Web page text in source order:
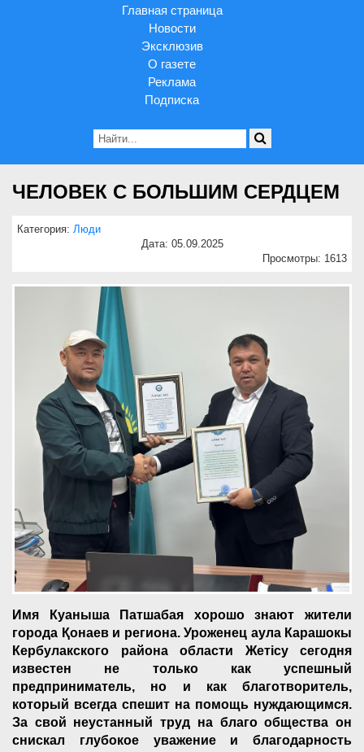
Главная страница
Новости
Эксклюзив
О газете
Реклама
Подписка
ЧЕЛОВЕК С БОЛЬШИМ СЕРДЦЕМ
Категория: Люди
Дата: 05.09.2025
Просмотры: 1613
Имя Куаныша Патшабая хорошо знают жители
города Қонаев и региона. Уроженец аула Карашокы
Кербулакского района области Жетісу сегодня
известен не только как успешный
предприниматель, но и как благотворитель,
который всегда спешит на помощь нуждающимся.
За свой неустанный труд на благо общества он
снискал глубокое уважение и благодарность